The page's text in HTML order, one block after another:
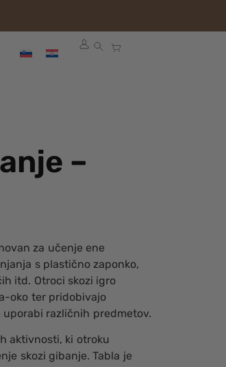
–
za učenje ene
s plastično zaponko,
itd. Otroci skozi igro
oko ter pridobivajo
različnih predmetov.
aktivnosti, ki otroku
skozi gibanje. Tabla je